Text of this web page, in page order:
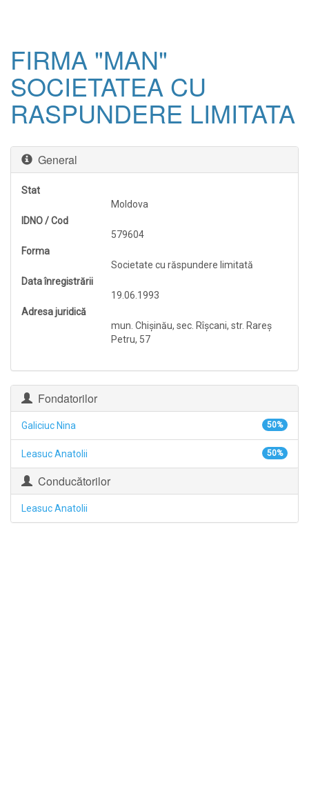
FIRMA "MAN"
SOCIETATEA CU
RASPUNDERE LIMITATA
General
Stat
Moldova
IDNO / Cod
579604
Forma
Societate cu răspundere limitată
Data înregistrării
19.06.1993
Adresa juridică
mun. Chişinău, sec. Rîşcani, str. Rareş
Petru, 57
Fondatorilor
Galiciuc Nina 50%
Leasuc Anatolii 50%
Conducătorilor
Leasuc Anatolii